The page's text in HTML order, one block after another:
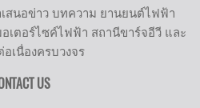
เสนอข่าว บทความ ยานยนต์ไฟฟ้า
เตอร์ไซค์ไฟฟ้า สถานีขาร์จอีวี และ
เนื่องครบวงจร
US